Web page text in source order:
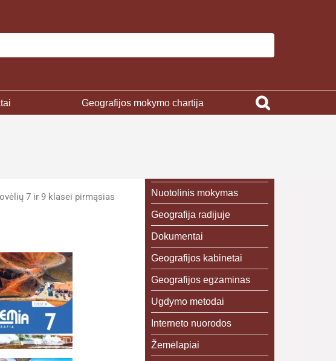
Geografijos mokymo chartija
7 ir 9 klasei pirmąsias
Nuotolinis mokymas
Geografija radijuje
Dokumentai
Geografijos kabinetai
Geografijos egzaminas
Ugdymo metodai
Interneto nuorodos
Žemėlapiai